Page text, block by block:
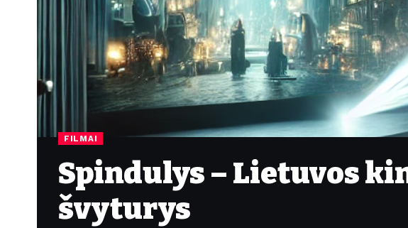
FILMAI
Spindulys – Lietuvos
švyturys